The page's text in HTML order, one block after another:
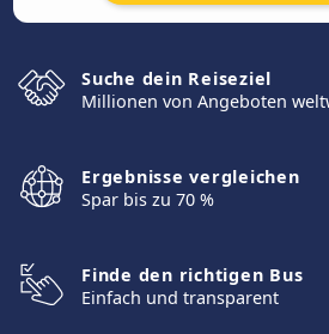
Suche dein Reiseziel
Millionen von Angeboten
Ergebnisse vergleichen
Spar bis zu 70 %
Finde den richtigen Bus
Einfach und transparent